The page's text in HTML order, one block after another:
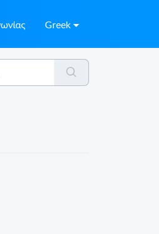
Greek